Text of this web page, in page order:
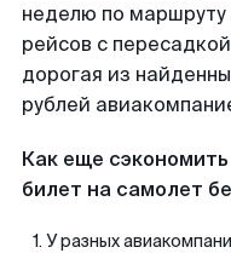
неделю по маршруту
рейсов с
дорогая из
рублей
Как еще
билет на самолет
У разных